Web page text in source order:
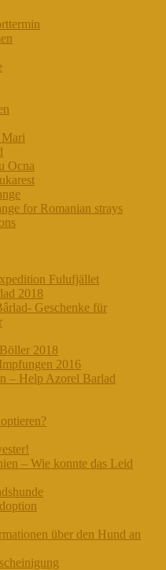
Mari
Ocna
for Romanian strays
Fulufjället
2018
Geschenke für
2018
2016
– Help Azorel Barlad
– Wie konnte das Leid
über den Hund an